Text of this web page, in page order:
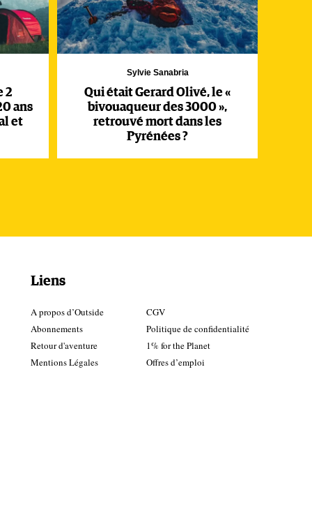
2
ans
et
Sylvie Sanabria
Qui était Gerard Olivé, le «
bivouaqueur des 3000 »,
retrouvé mort dans les
Pyrénées ?
Liens
A propos d’Outside
Abonnements
Retour d'aventure
Mentions Légales
CGV
Politique de confidentialité
1% for the Planet
Offres d’emploi